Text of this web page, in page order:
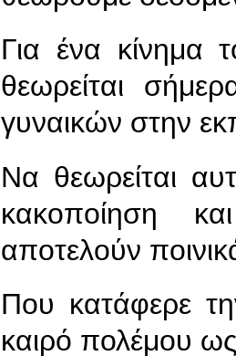
Για ένα κίνημα
θεωρείται
γυναικών στην
Να θεωρείται
κακοποίηση
αποτελούν
Που κατάφερε
καιρό πολέμου